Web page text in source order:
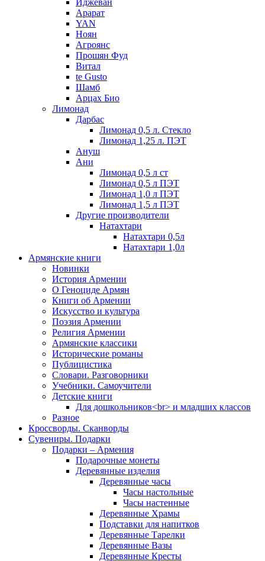
Иджеван
Арарат
YAN
Ноян
Агроянс
Прошян Фуд
Витал
te Gusto
Шамб
Арцах Био
Лимонад
Дарбас
Лимонад 0,5 л. Стекло
Лимонад 1,25 л. ПЭТ
Ануш
Ани
Лимонад 0,5 л ст
Лимонад 0,5 л ПЭТ
Лимонад 1,0 л ПЭТ
Лимонад 1,5 л ПЭТ
Другие производители
Натахтари
Натахтари 0,5л
Натахтари 1,0л
Армянские книги
Новинки
История Армении
О Геноциде Армян
Книги об Армении
Иcкусство и культура
Поэзия Армении
Религия Армении
Армянские классики
Исторические романы
Публицистика
Словари. Разговорники
Учебники. Самоучители
Детские книги
Для дошкольников<br> и младших классов
Разное
Кроссворды. Сканворды
Сувениры. Подарки
Подарки – Армения
Подарочные монеты
Деревянные изделия
Деревянные часы
Часы настольные
Часы настенные
Деревянные Храмы
Подставки для напитков
Деревянные Тарелки
Деревянные Вазы
Деревянные Кресты